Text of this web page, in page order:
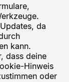
da
kann.
dass deine
Hinweis
oder